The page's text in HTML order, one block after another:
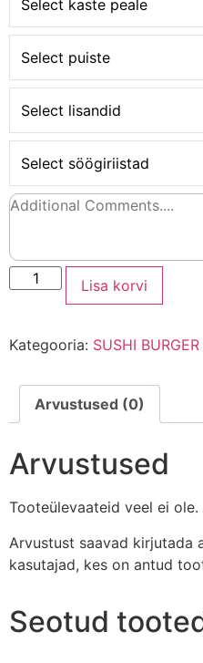
Select kaste peale
Select puiste
Select lisandid
Select söögiriistad
Lisa korvi
Kategooria: SUSHI BURGER
Arvustused (0)
Arvustused
Tooteülevaateid veel ei ole.
Arvustust saavad kirjutada
kasutajad, kes on antud
Seotud